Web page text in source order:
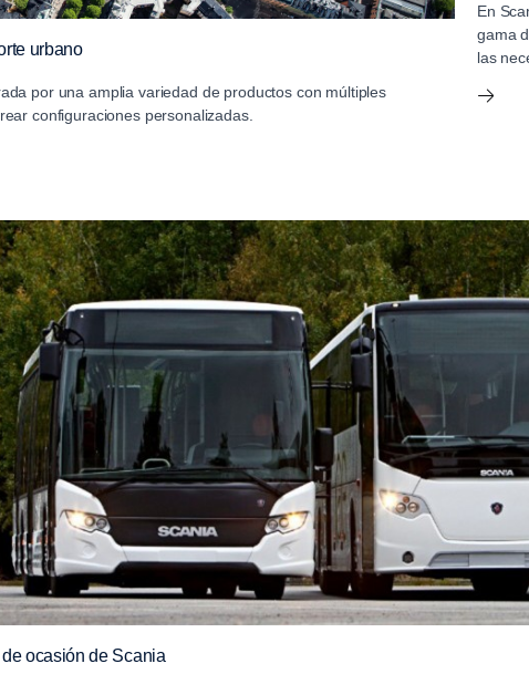
urbano
por una amplia variedad de productos con múltiples
configuraciones personalizadas.
En
gama
las
ocasión de Scania